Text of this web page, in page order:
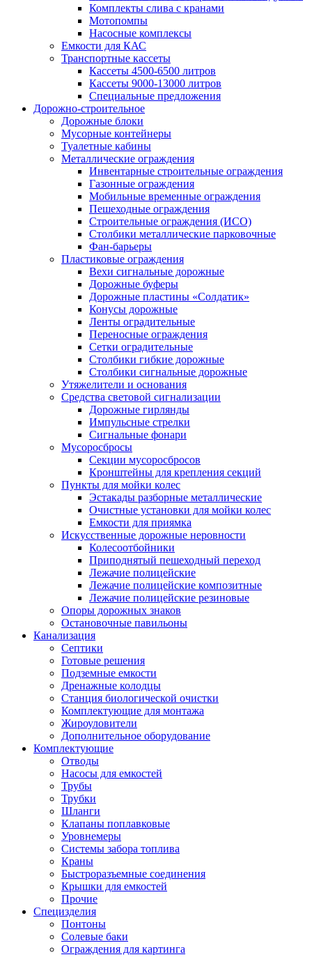
Комплекты слива с кранами
Мотопомпы
Насосные комплексы
Емкости для КАС
Транспортные кассеты
Кассеты 4500-6500 литров
Кассеты 9000-13000 литров
Специальные предложения
Дорожно-строительное
Дорожные блоки
Мусорные контейнеры
Туалетные кабины
Металлические ограждения
Инвентарные строительные ограждения
Газонные ограждения
Мобильные временные ограждения
Пешеходные ограждения
Строительные ограждения (ИСО)
Столбики металлические парковочные
Фан-барьеры
Пластиковые ограждения
Вехи сигнальные дорожные
Дорожные буферы
Дорожные пластины «Солдатик»
Конусы дорожные
Ленты оградительные
Переносные ограждения
Сетки оградительные
Столбики гибкие дорожные
Столбики сигнальные дорожные
Утяжелители и основания
Средства световой сигнализации
Дорожные гирлянды
Импульсные стрелки
Сигнальные фонари
Мусоросбросы
Секции мусоросбросов
Кронштейны для крепления секций
Пункты для мойки колес
Эстакады разборные металлические
Очистные установки для мойки колес
Емкости для приямка
Искусственные дорожные неровности
Колесоотбойники
Приподнятый пешеходный переход
Лежачие полицейские
Лежачие полицейские композитные
Лежачие полицейские резиновые
Опоры дорожных знаков
Остановочные павильоны
Канализация
Септики
Готовые решения
Подземные емкости
Дренажные колодцы
Станция биологической очистки
Комплектующие для монтажа
Жироуловители
Дополнительное оборудование
Комплектующие
Отводы
Насосы для емкостей
Трубы
Трубки
Шланги
Клапаны поплавковые
Уровнемеры
Системы забора топлива
Краны
Быстроразъемные соединения
Крышки для емкостей
Прочие
Специзделия
Понтоны
Солевые баки
Ограждения для картинга